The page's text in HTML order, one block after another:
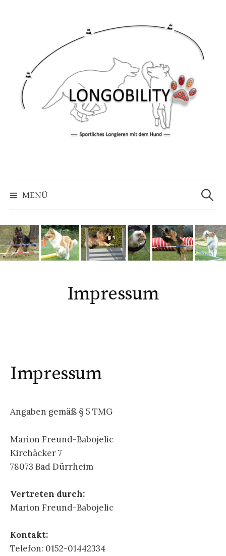
MENÜ
Suche
nach:
Impressum
Impressum
Angaben gemäß § 5 TMG
Marion Freund-Babojelic
Kirchäcker 7
78073 Bad Dürrheim
Vertreten durch:
Marion Freund-Babojelic
Kontakt:
Telefon: 0152-01442334